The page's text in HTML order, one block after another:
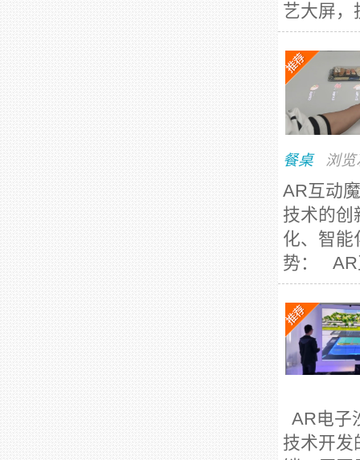
艺大屏，
餐桌 浏
AR互动
技术的创
化、智能
势： AR
AR电子
技术开发